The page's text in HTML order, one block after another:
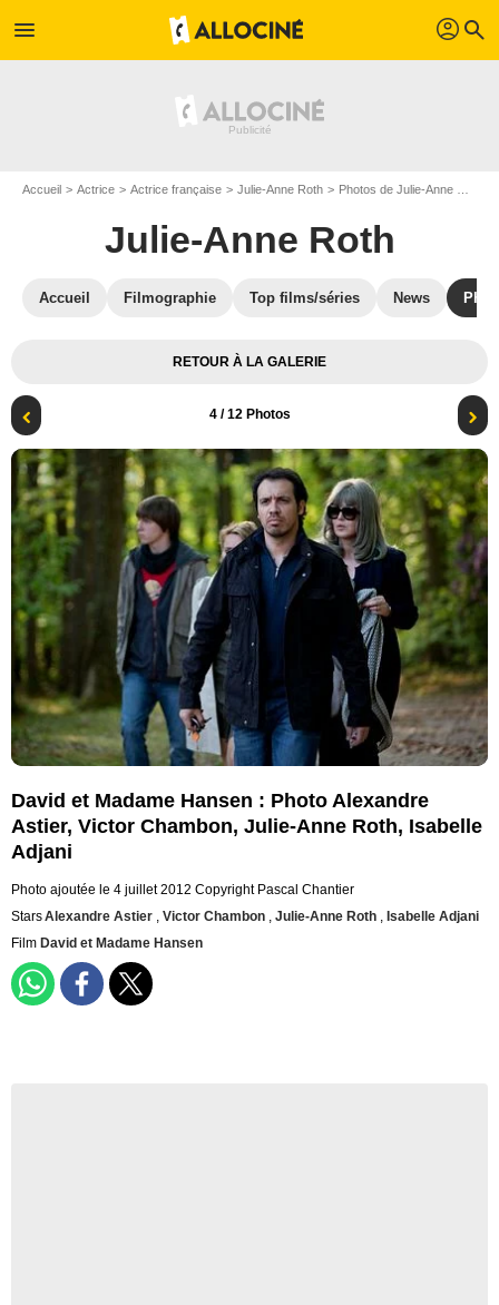
menu profil search
Accueil Actrice Actrice française Julie-Anne Roth Photos de Julie-Anne Roth
Julie-Anne Roth
Accueil Filmographie Top films/séries News
RETOUR À LA GALERIE
4/ 12 Photos
David et Madame Hansen : Photo Alexandre
Astier, Victor Chambon, Julie-Anne Roth, Isabelle
Adjani
Photo ajoutée le 4 juillet 2012 Copyright Pascal Chantier
StarsAlexandre Astier , Victor Chambon , Julie-Anne Roth , Isabelle Adjani
Film David et Madame Hansen